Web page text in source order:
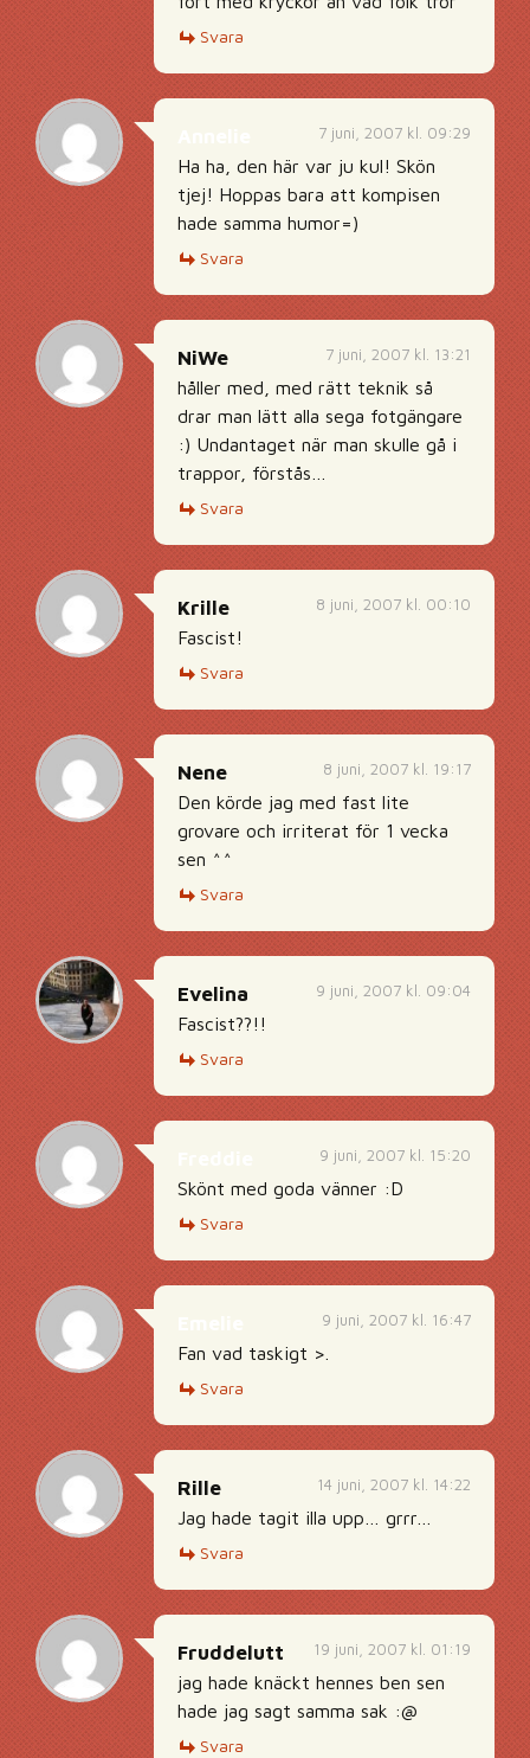
Svara
7 juni, 2007 kl. 09:29
Ha ha, den här var ju kul! Skön
tjej! Hoppas bara att kompisen
hade samma humor=)
Svara
7 juni, 2007 kl. 13:21
NiWe
håller med, med rätt teknik så
drar man lätt alla sega fotgängare
:) Undantaget när man skulle gå i
trappor, förstås…
Svara
8 juni, 2007 kl. 00:10
Krille
Fascist!
Svara
8 juni, 2007 kl. 19:17
Nene
Den körde jag med fast lite
grovare och irriterat för 1 vecka
sen ^^
Svara
9 juni, 2007 kl. 09:04
Evelina
Fascist??!!
Svara
9 juni, 2007 kl. 15:20
Skönt med goda vänner :D
Svara
9 juni, 2007 kl. 16:47
Fan vad taskigt >.
Svara
14 juni, 2007 kl. 14:22
Rille
Jag hade tagit illa upp… grrr…
Svara
19 juni, 2007 kl. 01:19
Fruddelutt
jag hade knäckt hennes ben sen
hade jag sagt samma sak :@
Svara